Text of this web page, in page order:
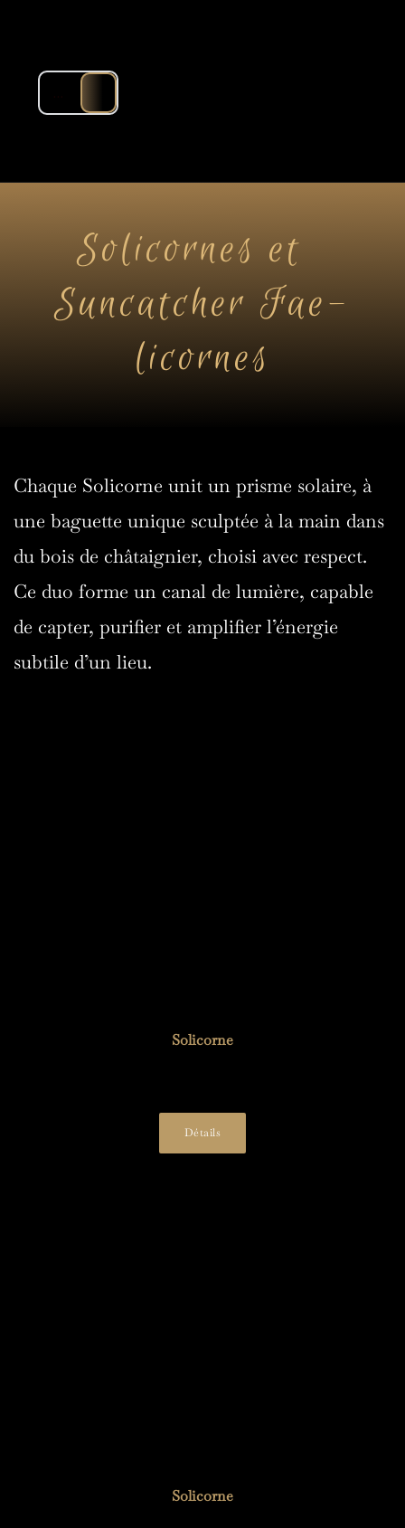
...
Solicornes et
Suncatcher Fae-
licornes
Chaque Solicorne unit un prisme solaire, à
une baguette unique sculptée à la main dans
du bois de châtaignier, choisi avec respect.
Ce duo forme un canal de lumière, capable
de capter, purifier et amplifier l’énergie
subtile d’un lieu.
Solicorne
Détails
Solicorne